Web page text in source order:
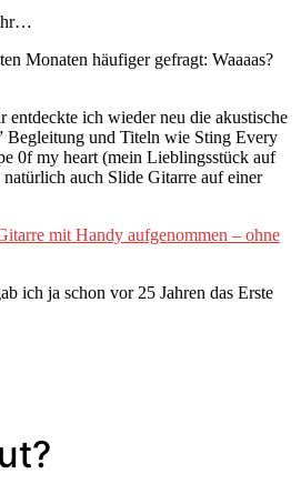
Monaten häufiger gefragt: Waaaas?
entdeckte ich wieder neu die akustische
Begleitung und Titeln wie Sting Every
0f my heart (mein Lieblingsstück auf
auch Slide Gitarre auf einer
mit Handy aufgenommen – ohne
ich ja schon vor 25 Jahren das Erste